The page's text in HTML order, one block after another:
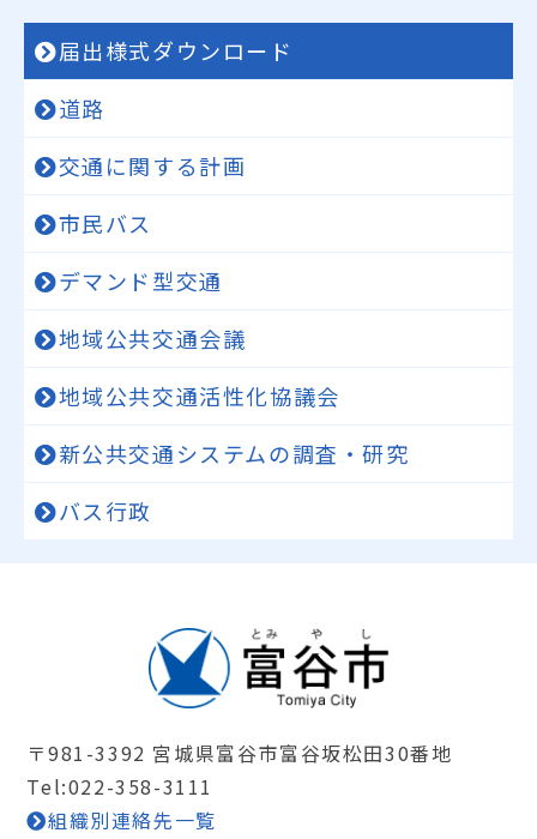
届出様式ダウンロード
道路
交通に関する計画
市民バス
デマンド型交通
地域公共交通会議
地域公共交通活性化協議会
新公共交通システムの調査・研究
バス行政
〒981-3392 宮城県富谷市富谷坂松田30番地
Tel:022-358-3111
組織別連絡先一覧